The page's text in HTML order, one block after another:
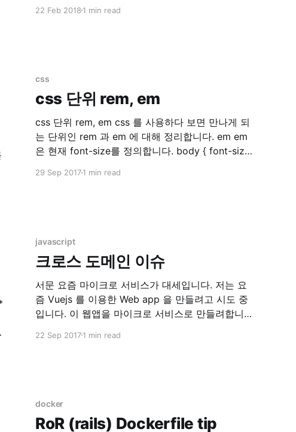
options_for_select(['dev','prod']), class:
22 Feb 20181 min read
css
css 단위 rem, em
css 단위 rem, em css 를 사용하다 보면 만나게 되
는 단위인 rem 과 em 에 대해 정리합니다. em em
은 현재 font-size를 정의합니다. body { font-size:
21px } 위와 같이 설정을 한다면 body안의 폰트는
29 Sep 20171 min read
javascript
크로스 도메인 이슈
서문 요즘 마이크로 서비스가 대세입니다. 저는 요
즘 Vuejs 를 이용한 Web app 을 만들려고 시도 중
입니다. 이 웹앱을 마이크로 서비스로 만들려합니
인 문제, CORS(Cross Origin Resource Sharing)
22 Sep 20171 min read
docker
RoR (rails) Dockerfile tip